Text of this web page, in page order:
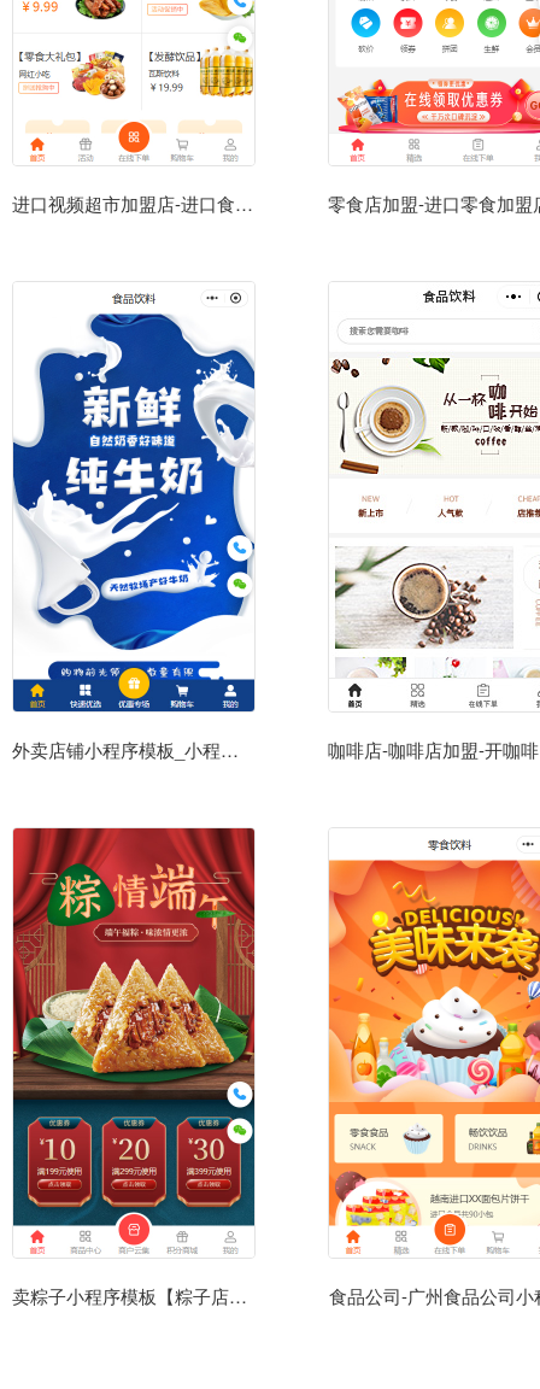
进口视频超市加盟店-进口食品专卖店小程序
外卖店铺小程序模板_小程序外卖模板源码下载
卖粽子小程序模板【粽子店小程序模板】 食品公司-广州食品公司小